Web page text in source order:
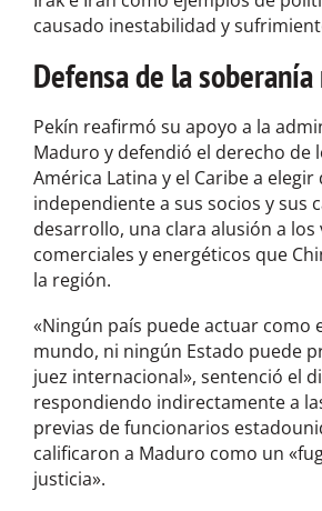
causado inestabilidad y
Defensa de la
Pekín reafirmó su apoyo a la
Maduro y defendió el derecho de
América Latina y el Caribe a elegir
independiente a sus socios y sus
desarrollo, una clara alusión a los
comerciales y energéticos que
la región.
«Ningún país puede actuar como
mundo, ni ningún Estado puede
juez internacional», sentenció el
respondiendo indirectamente a
previas de funcionarios
calificaron a Maduro como un
justicia».